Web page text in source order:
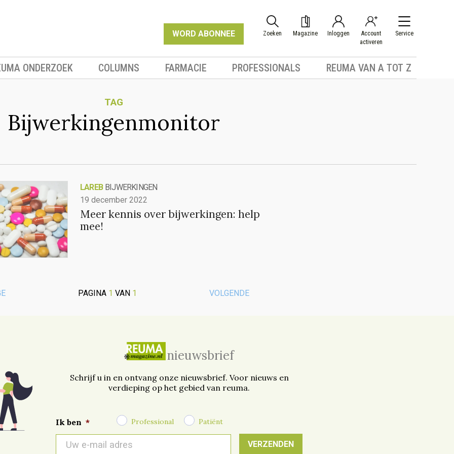
WORD ABONNEE Zoeken Magazine Inloggen
Account
activeren
Service
ONDERZOEK COLUMNS FARMACIE PROFESSIONALS REUMA VAN A TOT Z
TAG
Bijwerkingenmonitor
LAREB BIJWERKINGEN
19 december 2022
Meer kennis over bijwerkingen: help
mee!
PAGINA 1 VAN 1 VOLGENDE
nieuwsbrief
Schrijf u in en ontvang onze nieuwsbrief. Voor nieuws en
verdieping op het gebied van reuma.
Ik ben * Professional Patiënt
mail
*